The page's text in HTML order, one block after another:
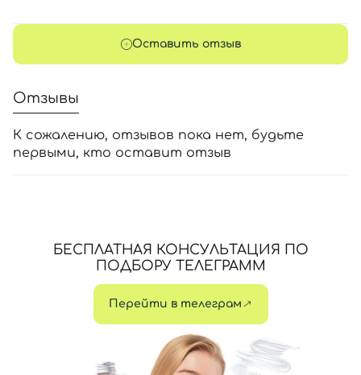
Оставить отзыв
Отзывы
К сожалению, отзывов пока нет, будьте
первыми, кто оставит отзыв
БЕСПЛАТНАЯ КОНСУЛЬТАЦИЯ ПО
ПОДБОРУ ТЕЛЕГРАММ
Перейти в телеграм